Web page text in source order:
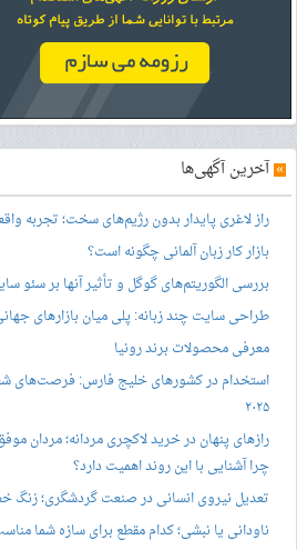
»آخرین آگهی‌ها
راز لاغری پایدار بدون رژیم‌های سخت؛ تجربه
بازار کار زبان آلمانی چگونه است؟
بررسی الگوریتم‌های گوگل و تأثیر آنها بر سئو
طراحی سایت چند زبانه: پلی میان بازارهای
معرفی محصولات برند رونیا
استخدام در کشورهای خلیج فارس: فرصت‌های
۲۰۲۵
رازهای پنهان در خرید لاکچری مردانه؛ مردان
چرا آشنایی با این روند اهمیت دارد؟
تعدیل نیروی انسانی در صنعت گردشگری؛ زنگ
ناودانی یا نبشی؛ کدام مقطع برای سازه شما